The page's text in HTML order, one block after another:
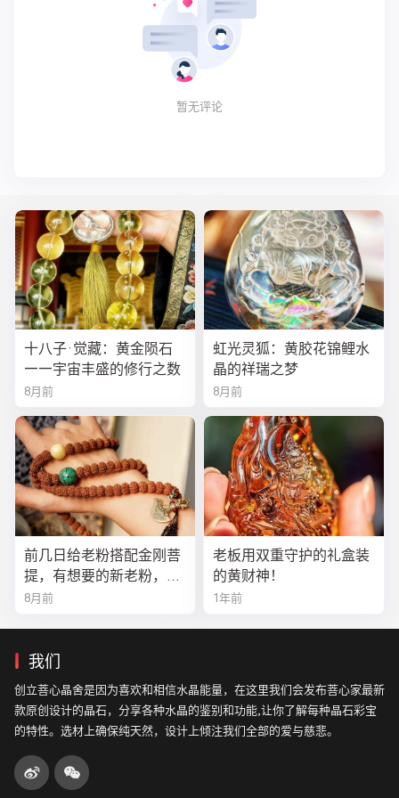
暂无评论
十八子·觉藏：黄金陨石
——宇宙丰盛的修行之数
8月前
虹光灵狐：黄胶花锦鲤水
晶的祥瑞之梦
8月前
前几日给老粉搭配金刚菩
提，有想要的新老粉，都
可以来排队
8月前
老板用双重守护的礼盒装
的黄财神！
1年前
我们
创立菩心晶舍是因为喜欢和相信水晶能量，在这里我们会发布菩心家最新
款原创设计的晶石，分享各种水晶的鉴别和功能,让你了解每种晶石彩宝
的特性。选材上确保纯天然，设计上倾注我们全部的爱与慈悲。